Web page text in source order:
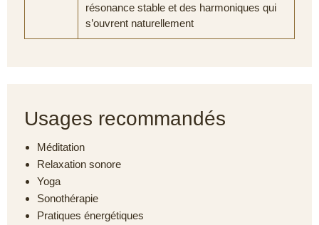
résonance stable et des harmoniques qui
s’ouvrent naturellement
Usages recommandés
Méditation
Relaxation sonore
Yoga
Sonothérapie
Pratiques énergétiques